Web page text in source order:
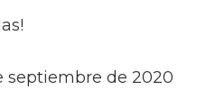
septiembre de 2020